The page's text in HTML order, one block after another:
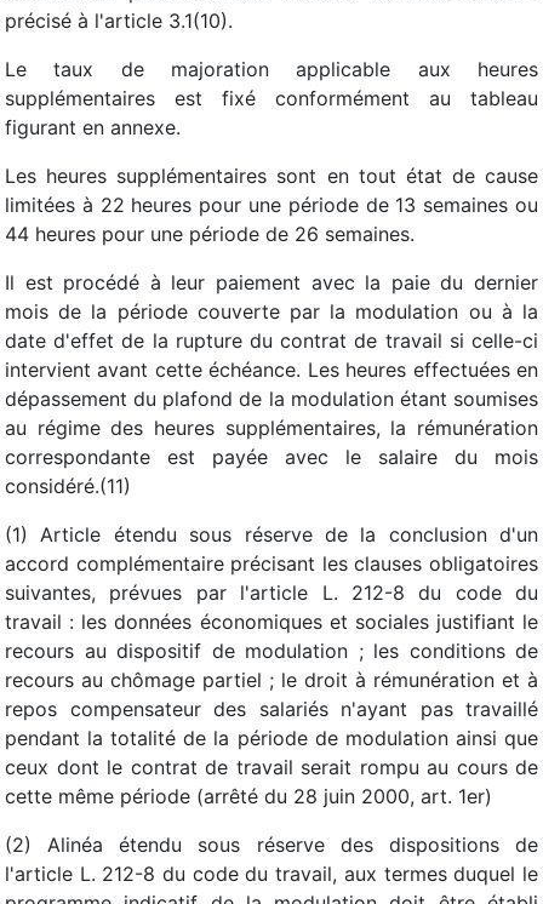
précisé à l'article 3.1(10).
Le taux de majoration applicable aux heures
supplémentaires est fixé conformément au tableau
figurant en annexe.
Les heures supplémentaires sont en tout état de cause
limitées à 22 heures pour une période de 13 semaines ou
44 heures pour une période de 26 semaines.
Il est procédé à leur paiement avec la paie du dernier
mois de la période couverte par la modulation ou à la
date d'effet de la rupture du contrat de travail si celle-ci
intervient avant cette échéance. Les heures effectuées en
dépassement du plafond de la modulation étant soumises
au régime des heures supplémentaires, la rémunération
correspondante est payée avec le salaire du mois
considéré.(11)
(1) Article étendu sous réserve de la conclusion d'un
accord complémentaire précisant les clauses obligatoires
suivantes, prévues par l'article L. 212-8 du code du
travail : les données économiques et sociales justifiant le
recours au dispositif de modulation ; les conditions de
recours au chômage partiel ; le droit à rémunération et à
repos compensateur des salariés n'ayant pas travaillé
pendant la totalité de la période de modulation ainsi que
ceux dont le contrat de travail serait rompu au cours de
cette même période (arrêté du 28 juin 2000, art. 1er)
(2) Alinéa étendu sous réserve des dispositions de
l'article L. 212-8 du code du travail, aux termes duquel le